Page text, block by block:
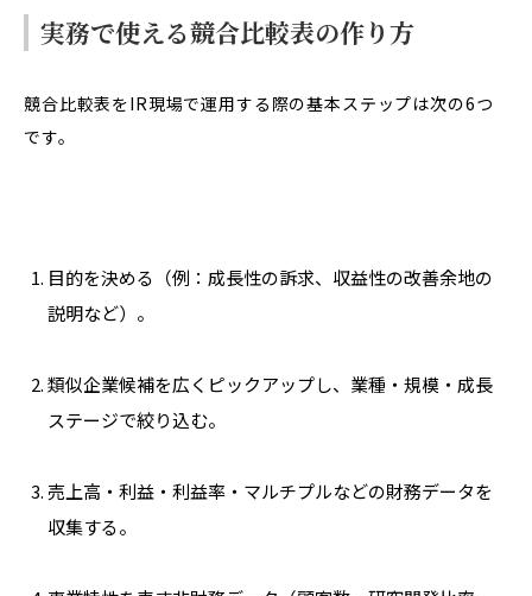
実務で使える競合比較表の作り方
競合比較表をIR現場で運用する際の基本ステップは次の6つ
です。
目的を決める（例：成長性の訴求、収益性の改善余地の
説明など）。
類似企業候補を広くピックアップし、業種・規模・成長
ステージで絞り込む。
売上高・利益・利益率・マルチプルなどの財務データを
収集する。